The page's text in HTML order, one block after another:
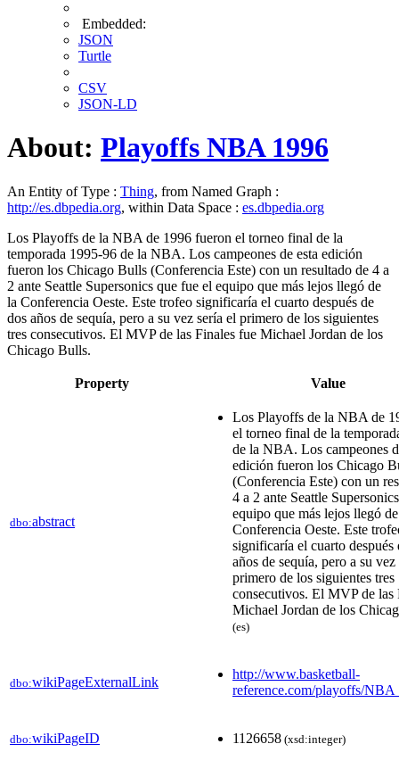
Embedded:
JSON
Turtle
CSV
JSON-LD
About: Playoffs NBA 1996
An Entity of Type : Thing, from Named Graph :
http://es.dbpedia.org, within Data Space : es.dbpedia.org
Los Playoffs de la NBA de 1996 fueron el torneo final de la
temporada 1995-96 de la NBA. Los campeones de esta edición
fueron los Chicago Bulls (Conferencia Este) con un resultado de 4 a
2 ante Seattle Supersonics que fue el equipo que más lejos llegó de
la Conferencia Oeste. Este trofeo significaría el cuarto después de
dos años de sequía, pero a su vez sería el primero de los siguientes
tres consecutivos. El MVP de las Finales fue Michael Jordan de los
Chicago Bulls.
Property Value
dbo:abstract
Los Playoffs de la NBA de
el torneo final de la
de la NBA. Los campeones
edición fueron los Chicago
(Conferencia Este) con un
4 a 2 ante Seattle
equipo que más lejos llegó
Conferencia Oeste. Este
significaría el cuarto después
años de sequía, pero a su vez
primero de los siguientes tres
consecutivos. El MVP de las
Michael Jordan de los
(es)
dbo:wikiPageExternalLink
http://www.basketball-
reference.com/playoffs/
dbo:wikiPageID 1126658 (xsd:integer)